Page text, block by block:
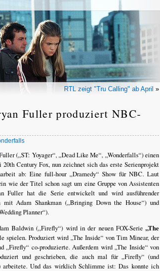
RTL zeigt "Tru Calling" ab April »
Fuller produziert NBC-
(„ST: Yoyager“, „Dead Like Me“, „Wonderfalls“) einen
20th Century Fox, nun zeichnet sich das erste Serienprojekt
ab: Eine full-hour „Dramedy“ Show für NBC. Laut
wie der Titel schon sagt um eine Gruppe von Assistenten
Fuller hat die Serie entwickelt und wird ausführender
mit Adam Shankman („Bringing Down the House“) und
Planner“).
Baldwin („Firefly“) wird in der neuen FOX-Serie„The
spielen. Produziert wird „The Inside“ von Tim Minear, der
„Firefly“ co-produzierte. Außerdem wird „The Inside“ von
und geschrieben, die auch mal für „Firefly“ (und
Und das wirklich Schlimme ist: Das konnte ich